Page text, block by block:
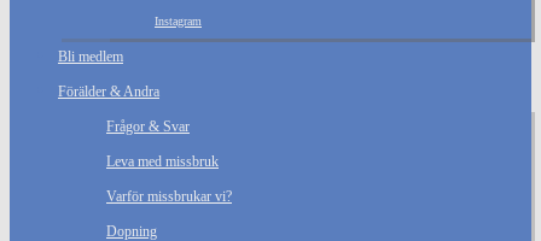
Instagram
Bli medlem
Förälder & Andra
Frågor & Svar
Leva med missbruk
Varför missbrukar vi?
Dopning